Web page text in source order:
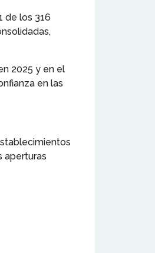
de los 316
2025 y en el
en las
aperturas